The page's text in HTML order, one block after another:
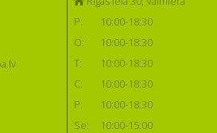
P:
10:00-18:30
O:
10:00-18:30
T:
10:00-18:30
C:
10:00-18:30
P:
10:00-18:30
Se:
10:00-15:00